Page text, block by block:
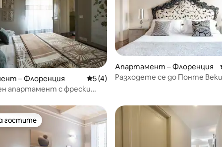
5, 66 отзива
– Флоренция Средна оценка: 5 от 5, 4 отзива
5 (4)
апартамент с фрески
Апартамент – Флоренция
Разходете се до Понте
гостите
гостите